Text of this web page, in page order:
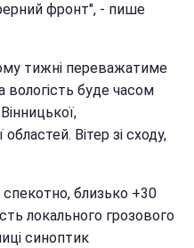
фронт", - пише
тижні переважатиме
вологість буде часом
Вітер зі сходу,
спекотно, близько +30
локального грозового
синоптик